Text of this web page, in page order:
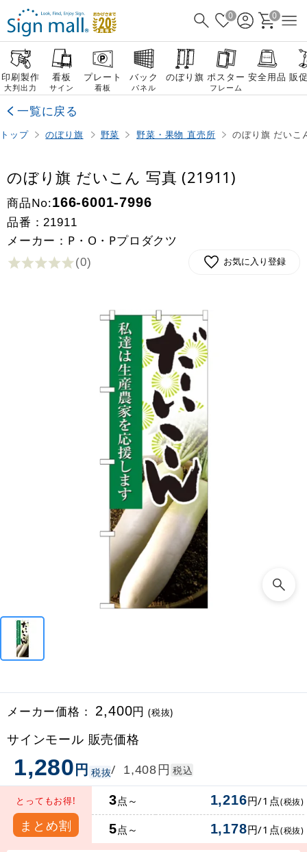
0 0
印刷製作
大判出力
看板
サイン
プレート
看板
バック
パネル
のぼり旗 ポスター
フレーム
安全用品 販
一覧に戻る
トップ のぼり旗 野菜 野菜・果物 直売所 のぼり旗 だい
のぼり旗 だいこん 写真 (21911)
商品No:166-6001-7996
品番：21911
メーカー：P・O・Pプロダクツ
(0) お気に入り登録
メーカー価格： 2,400円(税抜)
サインモール 販売価格
1,280円 税抜/ 1,408円 税込
とってもお得!
まとめ割
3点～ 1,216円/1点(税抜)
5点～ 1,178円/1点(税抜)